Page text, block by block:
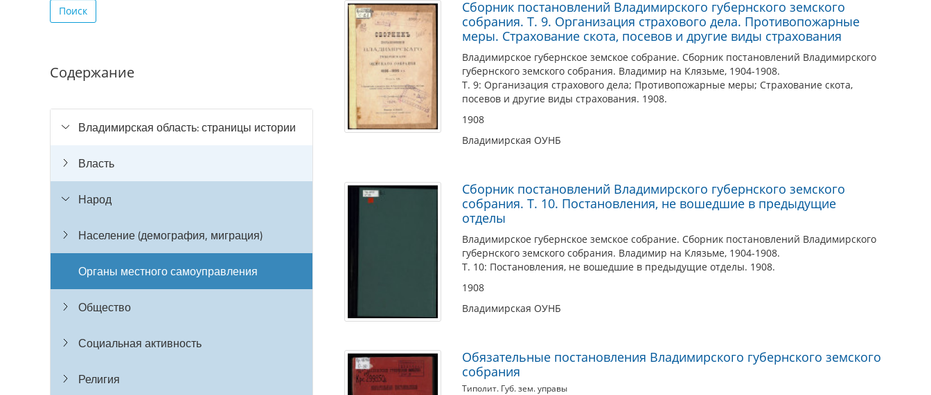
строку
для
Поиск
Содержание
Владимирская область: страницы истории
Власть
Народ
Население (демография, миграция)
Органы местного самоуправления
Общество
Социальная активность
Религия
Органы
местного
самоуправления
Сборник постановлений Владимирского губернского земского
собрания. Т. 9. Организация страхового дела. Противопожарные
меры. Страхование скота, посевов и другие виды страхования
Владимирское губернское земское собрание. Сборник постановлений Владимирского
губернского земского собрания. Владимир на Клязьме, 1904-1908.
Т. 9: Организация страхового дела; Противопожарные меры; Страхование скота,
посевов и другие виды страхования. 1908.
1908
Владимирская ОУНБ
Сборник постановлений Владимирского губернского земского
собрания. Т. 10. Постановления, не вошедшие в предыдущие
отделы
Владимирское губернское земское собрание. Сборник постановлений Владимирского
губернского земского собрания. Владимир на Клязьме, 1904-1908.
Т. 10: Постановления, не вошедшие в предыдущие отделы. 1908.
1908
Владимирская ОУНБ
Обязательные постановления Владимирского губернского земского
собрания
Типолит. Губ. зем. управы